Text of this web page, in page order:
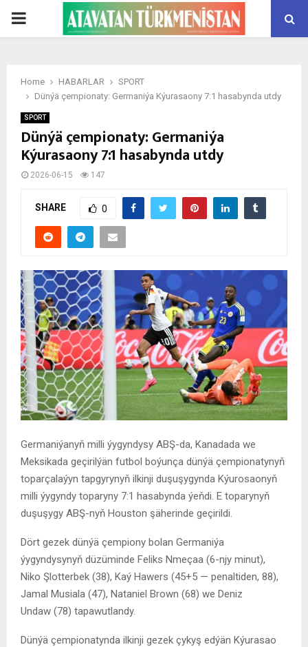
PRIMARY
Home HABARLAR
SPORT
Dünýä çempionaty: Germaniýa Kýurasaony 7:1 hasabynda utdy
SPORT
Dünýä çempionaty: Germaniýa
Kýurasaony 7:1 hasabynda utdy
2026-06-15 147
SHARE 0
Germaniýanyň milli ýygyndysy ABŞ-da, Kanadada we
Meksikada geçirilýän futbol boýunça dünýä çempionatynyň
toparçalaýyn tapgyrynyň ilkinji duşuşygynda Kýurosaonyň
milli ýygyndy toparyny 7:1 hasabynda ýeňdi. E toparynyň
duşuşygy ABŞ-nyň Houston şäherinde geçirildi.
Dört gezek dünýä çempiony bolan Germaniýa
ýygyndysynyň düzüminde Feliks Nmeçaa (6-njy minut),
Niko Şlotterbek (38), Kaý Hawers (45+5 — penaltiden, 88),
Jamal Musiala (47), Nataniel Brown (68) we Deniz
Undaw (78) tapawutlandy.
Dünýä çempionatynda ilkinji gezek çykyş edýän Kýurasao